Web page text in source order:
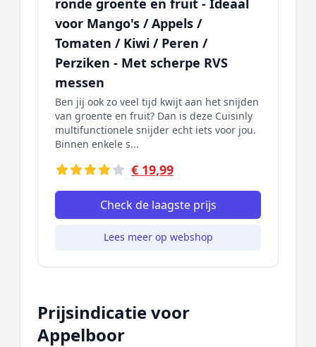
ronde groente en fruit - Ideaal
voor Mango's / Appels /
Tomaten / Kiwi / Peren /
Perziken - Met scherpe RVS
messen
Ben jij ook zo veel tijd kwijt aan het snijden
van groente en fruit? Dan is deze Cuisinly
multifunctionele snijder echt iets voor jou.
Binnen enkele s...
€ 19,99
Check de laagste prijs
Lees meer op webshop
Prijsindicatie voor
Appelboor